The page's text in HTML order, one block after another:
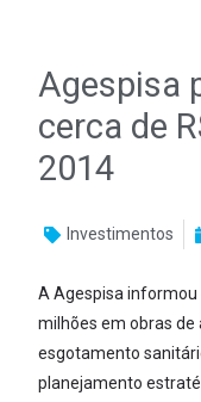
Agespisa
cerca de
2014
Investimentos
A Agespisa informou
milhões em obras
esgotamento
planejamento